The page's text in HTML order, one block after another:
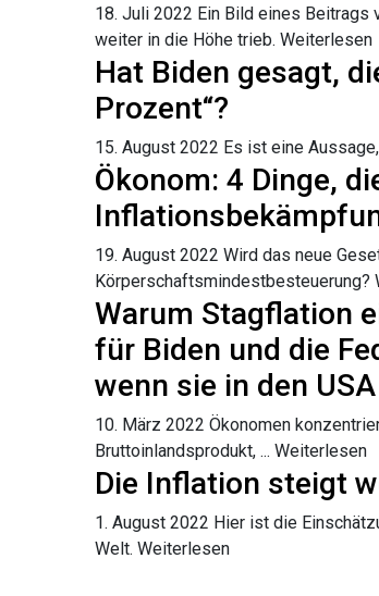
18. Juli 2022 Ein Bild eines Beitrags
weiter in die Höhe trieb. Weiterlesen
Hat Biden gesagt,
Prozent“?
15. August 2022 Es ist eine
Ökonom: 4 Dinge,
19. August 2022 Wird das neue
Körperschaftsmindestbesteuerung?
Warum Stagflation
für Biden und die
wenn sie in den
10. März 2022 Ökonomen
Bruttoinlandsprodukt, ... Weiterlesen
Die Inflation steigt
1. August 2022 Hier ist die
Welt. Weiterlesen